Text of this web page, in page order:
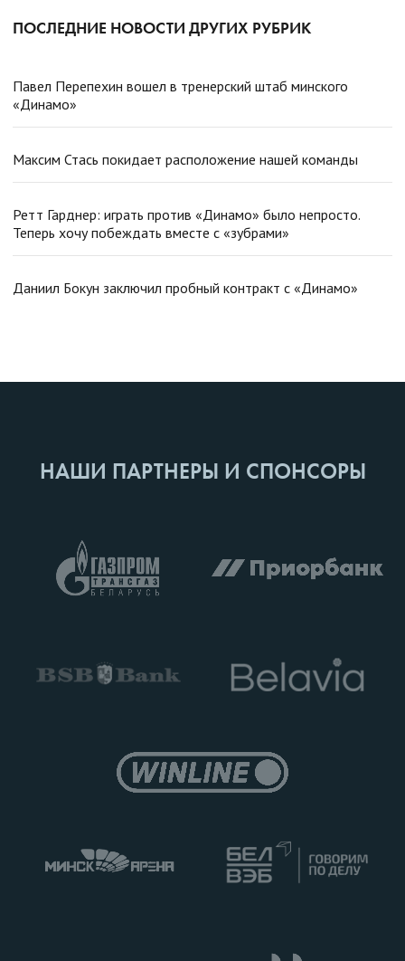
ПОСЛЕДНИЕ НОВОСТИ ДРУГИХ РУБРИК
Павел Перепехин вошел в тренерский штаб минского
«Динамо»
Максим Стась покидает расположение нашей команды
Ретт Гарднер: играть против «Динамо» было непросто.
Теперь хочу побеждать вместе с «зубрами»
Даниил Бокун заключил пробный контракт с «Динамо»
НАШИ ПАРТНЕРЫ И СПОНСОРЫ